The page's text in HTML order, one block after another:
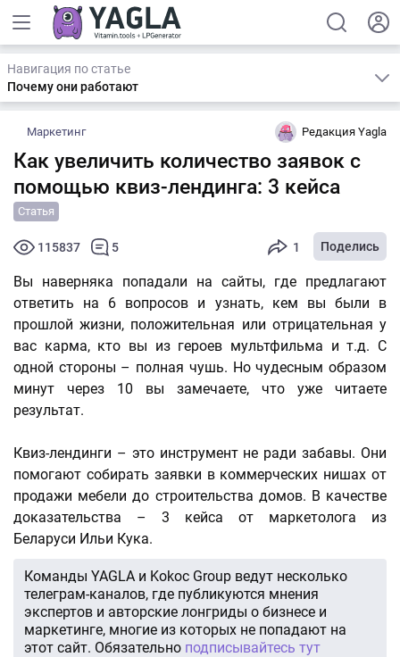
Навигация по статье
Почему они работают
Маркетинг Редакция Yagla
Как увеличить количество заявок с
помощью квиз-лендинга: 3 кейса
Статья
115837 5 1 Поделись
Вы наверняка попадали на сайты, где предлагают
ответить на 6 вопросов и узнать, кем вы были в
прошлой жизни, положительная или отрицательная у
вас карма, кто вы из героев мультфильма и т.д. С
одной стороны – полная чушь. Но чудесным образом
минут через 10 вы замечаете, что уже читаете
результат.
Квиз-лендинги – это инструмент не ради забавы. Они
помогают собирать заявки в коммерческих нишах от
продажи мебели до строительства домов. В качестве
доказательства – 3 кейса от маркетолога из
Беларуси Ильи Кука.
Команды YAGLA и Kokoc Group ведут несколько
телеграм-каналов, где публикуются мнения
экспертов и авторские лонгриды о бизнесе и
маркетинге, многие из которых не попадают на
этот сайт. Обязательно подписывайтесь тут